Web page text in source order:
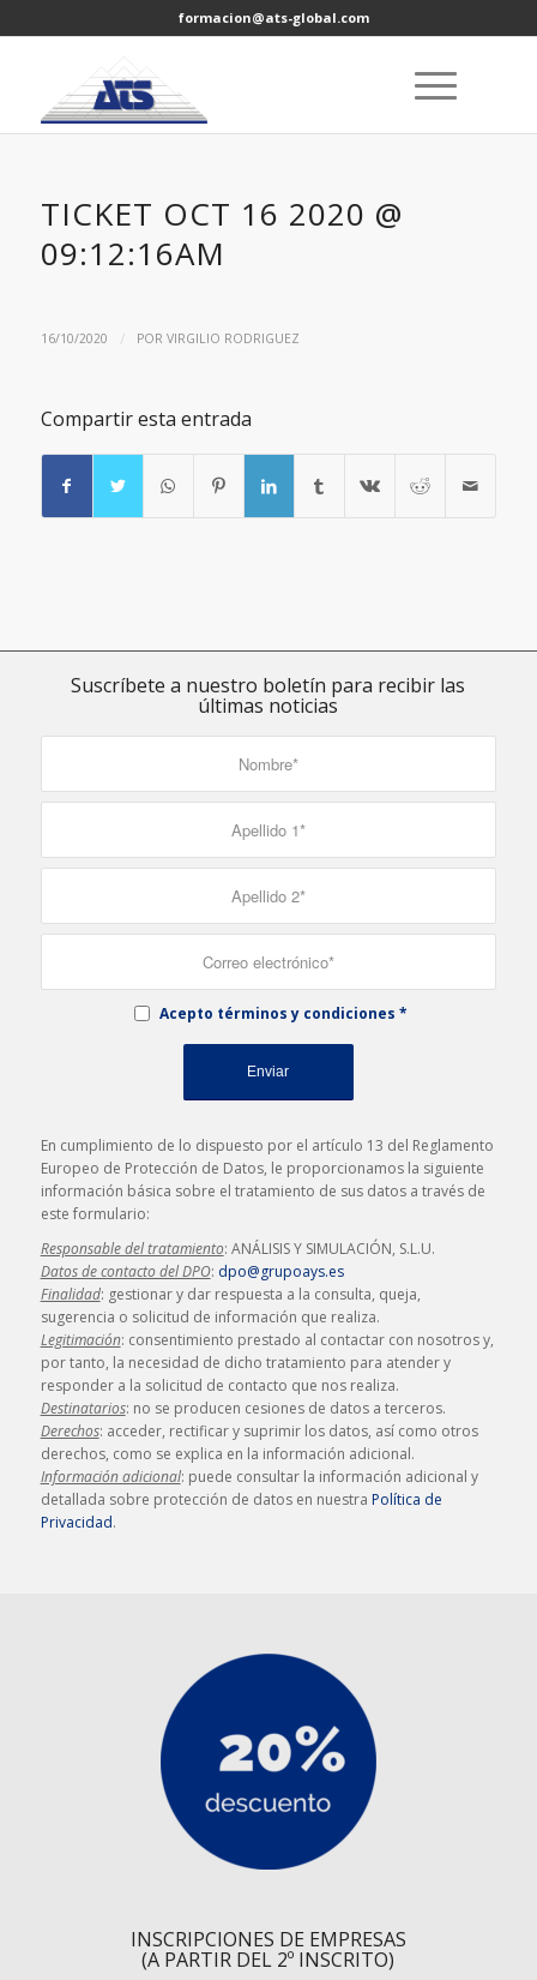
formacion@ats-global.com
TICKET OCT 16 2020 @
09:12:16AM
16/10/2020 / POR VIRGILIO RODRIGUEZ
Compartir esta entrada
Suscríbete a nuestro boletín para recibir las
últimas noticias
Acepto términos y condiciones *
En cumplimiento de lo dispuesto por el artículo 13 del Reglamento
Europeo de Protección de Datos, le proporcionamos la siguiente
información básica sobre el tratamiento de sus datos a través de
este formulario:
Responsable del tratamiento: ANÁLISIS Y SIMULACIÓN, S.L.U.
Datos de contacto del DPO: dpo@grupoays.es
Finalidad: gestionar y dar respuesta a la consulta, queja,
sugerencia o solicitud de información que realiza.
Legitimación: consentimiento prestado al contactar con nosotros y,
por tanto, la necesidad de dicho tratamiento para atender y
responder a la solicitud de contacto que nos realiza.
Destinatarios: no se producen cesiones de datos a terceros.
Derechos: acceder, rectificar y suprimir los datos, así como otros
derechos, como se explica en la información adicional.
Información adicional: puede consultar la información adicional y
detallada sobre protección de datos en nuestra Política de
Privacidad.
INSCRIPCIONES DE EMPRESAS
(A PARTIR DEL 2º INSCRITO)